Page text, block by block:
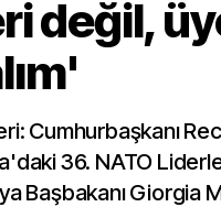
değil,
Cumhurbaşkanı
36. NATO
Başbakanı Giorgia